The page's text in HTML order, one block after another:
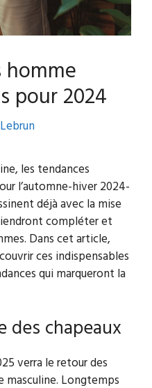
homme
pour 2024
les tendances
l’automne-hiver 2024-
déjà avec la mise
compléter et
Dans cet article,
ces indispensables
qui marqueront la
des chapeaux
verra le retour des
masculine. Longtemps